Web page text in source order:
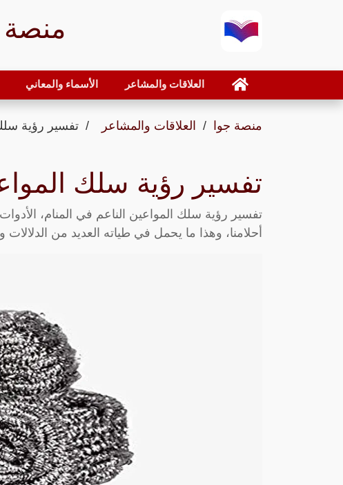
منصة
العلاقات والمشاعر الأسماء والمعاني
منصة جوا العلاقات والمشاعر تفسير رؤية
تفسير رؤية سلك
تفسير رؤية سلك المواعين الناعم في المنام،
أحلامنا، وهذا ما يحمل في طياته العديد من الدلالات